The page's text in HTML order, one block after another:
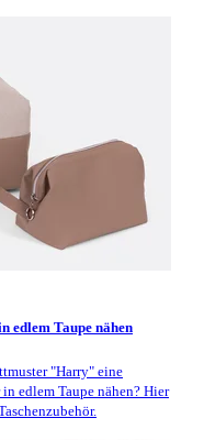
edlem Taupe nähen
"Harry" eine
edlem Taupe nähen? Hier